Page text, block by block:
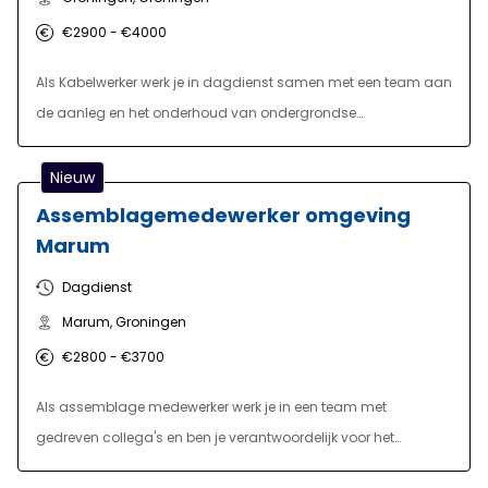
€2900 - €4000
Als Kabelwerker werk je in dagdienst samen met een team aan
de aanleg en het onderhoud van ondergrondse
kabelverbindingen. Je ondersteunt bij graafwerkzaamheden,
legt kabels aan en werkt volgens technische tekeningen en
duidelijke werkinstructies. Afhankelijk van jouw ervaring neem
denkt mee over verbeteringen en zorgt ervoor dat
werkzaamheden veilig, efficiënt en volgens planning worden
uitgevoerd. Dankzij jouw inzet lever je een belangrijke bijdrage
Nieuw
Assemblagemedewerker omgeving
Marum
Dagdienst
Marum, Groningen
€2800 - €3700
Als assemblage medewerker werk je in een team met
gedreven collega's en ben je verantwoordelijk voor het
monteren en assembleren van diverse